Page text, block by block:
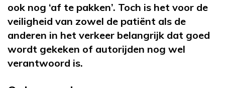
ook nog ‘af te pakken’. Toch is het voor de
veiligheid van zowel de patiënt als de
anderen in het verkeer belangrijk dat goed
wordt gekeken of autorijden nog wel
verantwoord is.